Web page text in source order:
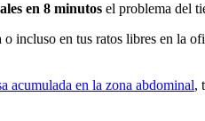
en 8 minutos el problema del
incluso en tus ratos libres en la
acumulada en la zona abdominal,